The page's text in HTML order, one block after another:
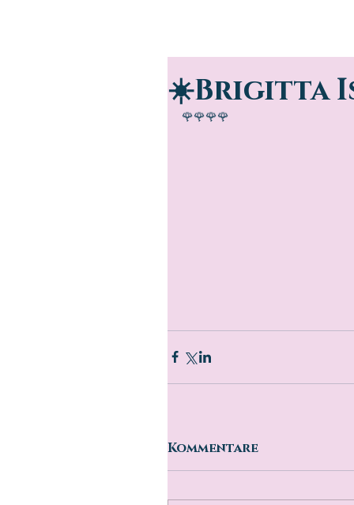
☀️Brigitta
🌹🌹🌹🌹
Kommentare